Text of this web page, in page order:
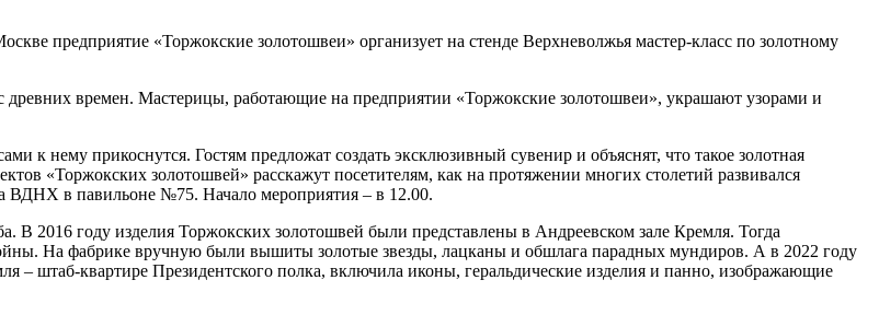
предприятие «Торжокские золотошвеи» организует на стенде Верхневолжья мастер-класс по золотному
древних времен. Мастерицы, работающие на предприятии «Торжокские золотошвеи», украшают узорами и
к нему прикоснутся. Гостям предложат создать эксклюзивный сувенир и объяснят, что такое золотная
«Торжокских золотошвей» расскажут посетителям, как на протяжении многих столетий развивался
ВДНХ в павильоне №75. Начало мероприятия – в 12.00.
В 2016 году изделия Торжокских золотошвей были представлены в Андреевском зале Кремля. Тогда
На фабрике вручную были вышиты золотые звезды, лацканы и обшлага парадных мундиров. А в 2022 году
– штаб-квартире Президентского полка, включила иконы, геральдические изделия и панно, изображающие